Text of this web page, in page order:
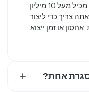
Kapwing, עורך הוידאו המקוון המהימן, מכיל מעל 10 מיליון
צריך כדי ליצור
או זמן ייצוא
אחת?